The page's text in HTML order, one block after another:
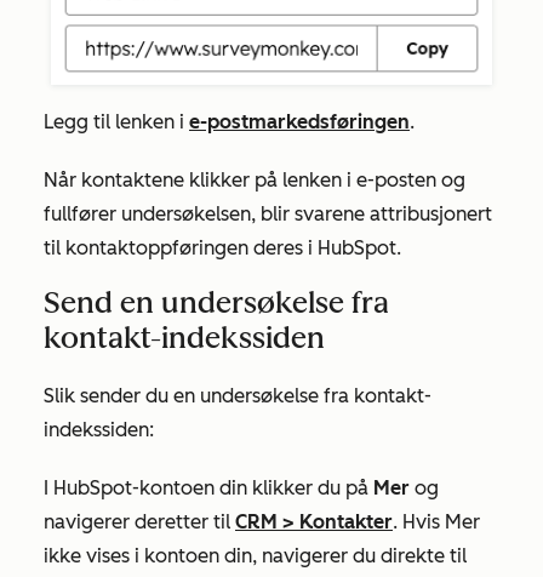
Legg til lenken i e-postmarkedsføringen.
Når kontaktene klikker på lenken i e-posten og
fullfører undersøkelsen, blir svarene attribusjonert
til kontaktoppføringen deres i HubSpot.
Send en undersøkelse fra
kontakt-indekssiden
Slik sender du en undersøkelse fra kontakt-
indekssiden:
I HubSpot-kontoen din klikker du på Mer og
navigerer deretter til CRM > Kontakter. Hvis Mer
ikke vises i kontoen din, navigerer du direkte til